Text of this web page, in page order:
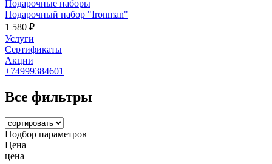
Подарочные наборы
Подарочный набор "Ironman"
1 580 ₽
Услуги
Сертификаты
Акции
+74999384601
Все фильтры
Подбор параметров
Цена
цена